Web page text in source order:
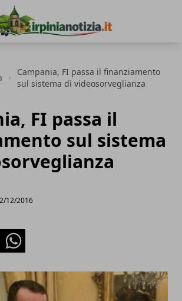
Campania, FI passa il finanziamento
sul sistema di videosorveglianza
FI passa il
sul sistema
12/2016
Whatsapp